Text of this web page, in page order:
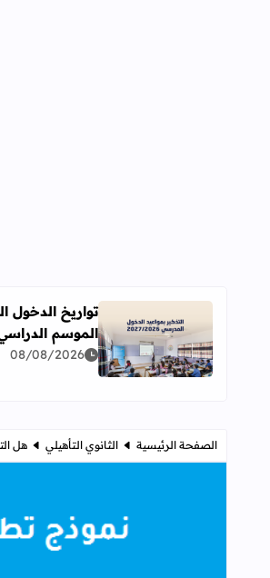
اقرأ المزيد عن تواريخ الدخول
تواريخ الدخول
الموسم الدراسي 2026-
08/08/2026
الصفحة الرئيسية الثانوي التأهيلي هل